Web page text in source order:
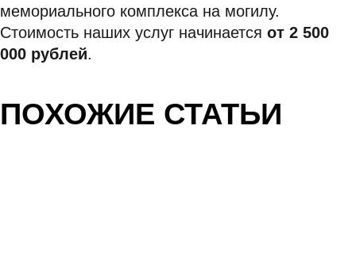
мемориального комплекса на могилу.
Стоимость наших услуг начинается от 2 500
000 рублей.
ПОХОЖИЕ СТАТЬИ